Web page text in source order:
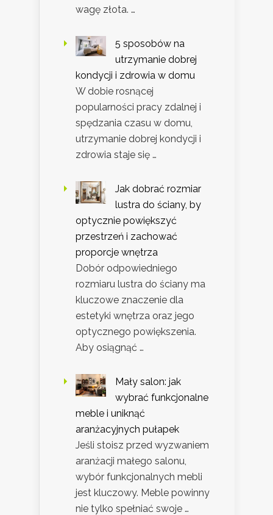
wagę złota. …
5 sposobów na
utrzymanie dobrej
kondycji i zdrowia w domu
W dobie rosnącej
popularności pracy zdalnej i
spędzania czasu w domu,
utrzymanie dobrej kondycji i
zdrowia staje się …
Jak dobrać rozmiar
lustra do ściany, by
optycznie powiększyć
przestrzeń i zachować
proporcje wnętrza
Dobór odpowiedniego
rozmiaru lustra do ściany ma
kluczowe znaczenie dla
estetyki wnętrza oraz jego
optycznego powiększenia.
Aby osiągnąć …
Mały salon: jak
wybrać funkcjonalne
meble i uniknąć
aranżacyjnych pułapek
Jeśli stoisz przed wyzwaniem
aranżacji małego salonu,
wybór funkcjonalnych mebli
jest kluczowy. Meble powinny
nie tylko spełniać swoje …